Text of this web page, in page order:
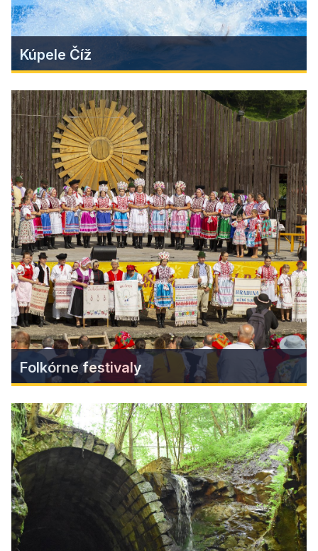
Kúpele Číž
Kúpele Číž
Výnimočnosť a liečivé účinky slanej jódo-
brómovej vody so značnou mineralizáciou radia
kúpele Číž k jediným svojho druhu nielen na
Slovensku, ale aj k vzácnym zdrojom v Európe. V
letnej sezóne je návštevníkom i turistom k
dispozícii vonkajší bazénový komplex s vodnými
atrakciami.
Zistiť viac
Folkórne festivaly
Folkórne festivaly
Folklórne slávnosti v Klenovci, Rejdovej ale i v
ďaľších miestach po celom Gemeri, sú nielen pre